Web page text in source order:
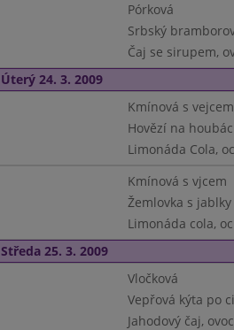
Pórková
Srbský
Čaj se sirupem,
Úterý 24. 3. 2009
Kmínová s vejcem
Hovězí na
Limonáda Cola,
Kmínová s vjcem
Žemlovka s jablky
Limonáda cola,
Středa 25. 3. 2009
Vločková
Vepřová kýta po
Jahodový čaj,